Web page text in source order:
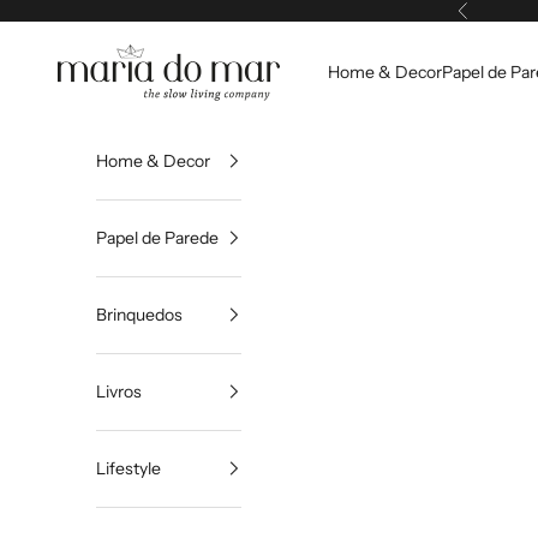
Anterior
Maria do Mar
Home & DecorPapel de
Home & Decor
Papel de Parede
Brinquedos
Livros
Lifestyle